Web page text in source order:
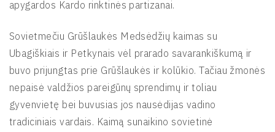
apygardos Kardo rinktinės partizanai.
Sovietmečiu Grūšlaukės Medsėdžių kaimas su
Ubagiškiais ir Petkynais vėl prarado savarankiškumą ir
buvo prijungtas prie Grūšlaukės ir kolūkio. Tačiau žmonės
nepaisė valdžios pareigūnų sprendimų ir toliau
gyvenvietę bei buvusias jos nausėdijas vadino
tradiciniais vardais. Kaimą sunaikino sovietinė